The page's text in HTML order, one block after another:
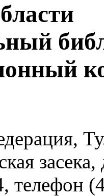
телефон